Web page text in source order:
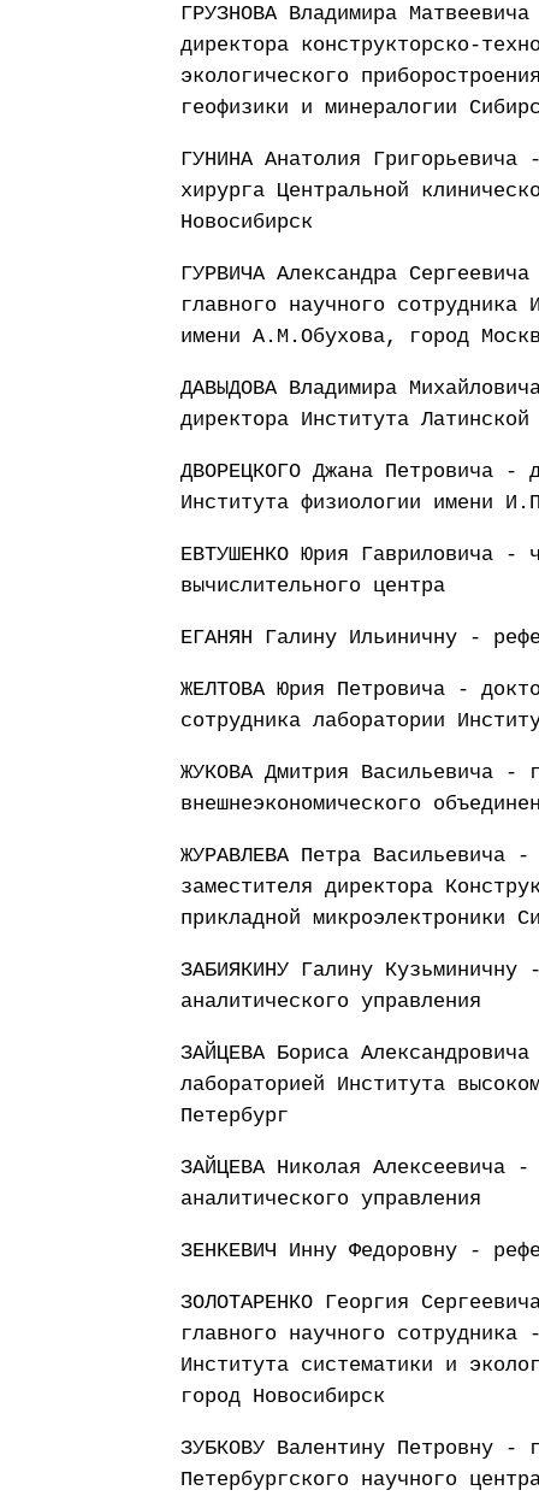
ГРУЗНОВА Владимира
директора конструкторско-
экологического
геофизики и минералогии
ГУНИНА Анатолия
хирурга Центральной
Новосибирск
ГУРВИЧА Александра
главного научного сотрудника
имени А.М.Обухова, город
ДАВЫДОВА Владимира
директора Института
ДВОРЕЦКОГО Джана Петровича -
Института физиологии имени
ЕВТУШЕНКО Юрия Гавриловича -
вычислительного центра
ЕГАНЯН Галину Ильиничну -
ЖЕЛТОВА Юрия Петровича -
сотрудника лаборатории
ЖУКОВА Дмитрия Васильевича -
внешнеэкономического
ЖУРАВЛЕВА Петра Васильевича
заместителя директора
прикладной микроэлектроники
ЗАБИЯКИНУ Галину Кузьминичну
аналитического управления
ЗАЙЦЕВА Бориса
лабораторией Института
Петербург
ЗАЙЦЕВА Николая Алексеевича -
аналитического управления
ЗЕНКЕВИЧ Инну Федоровну -
ЗОЛОТАРЕНКО Георгия
главного научного сотрудника
Института систематики и
город Новосибирск
ЗУБКОВУ Валентину Петровну -
Петербургского научного